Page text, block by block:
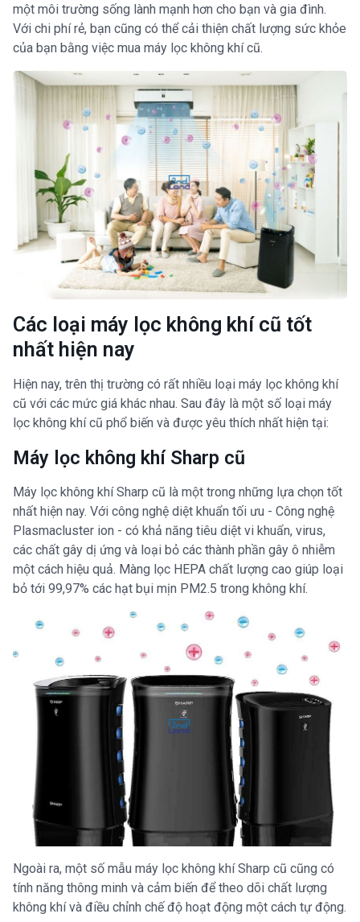
một môi trường sống lành mạnh hơn cho bạn và gia đình.
Với chi phí rẻ, bạn cũng có thể cải thiện chất lượng sức khỏe
của bạn bằng việc mua máy lọc không khí cũ.
Các loại máy lọc không khí cũ tốt
nhất hiện nay
Hiện nay, trên thị trường có rất nhiều loại máy lọc không khí
cũ với các mức giá khác nhau. Sau đây là một số loại máy
lọc không khí cũ phổ biến và được yêu thích nhất hiện tại:
Máy lọc không khí Sharp cũ
Máy lọc không khí Sharp cũ là một trong những lựa chọn tốt
nhất hiện nay. Với công nghệ diệt khuẩn tối ưu - Công nghệ
Plasmacluster ion - có khả năng tiêu diệt vi khuẩn, virus,
các chất gây dị ứng và loại bỏ các thành phần gây ô nhiễm
một cách hiệu quả. Màng lọc HEPA chất lượng cao giúp loại
bỏ tới 99,97% các hạt bụi mịn PM2.5 trong không khí.
Ngoài ra, một số mẫu máy lọc không khí Sharp cũ cũng có
tính năng thông minh và cảm biến để theo dõi chất lượng
không khí và điều chỉnh chế độ hoạt động một cách tự động.